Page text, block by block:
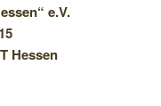
e.V.
Hessen